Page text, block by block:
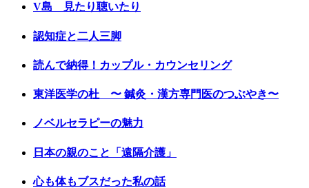
V島 見たり聴いたり
認知症と二人三脚
読んで納得！カップル・カウンセリング
東洋医学の杜 〜 鍼灸・漢方専門医のつぶやき〜
ノベルセラピーの魅力
日本の親のこと「遠隔介護」
心も体もブスだった私の話